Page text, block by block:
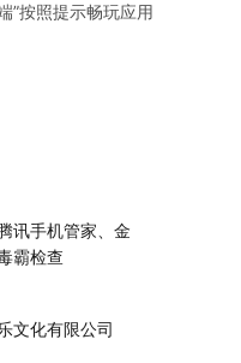
”按照提示畅玩应用
讯手机管家、金
霸检查
文化有限公司